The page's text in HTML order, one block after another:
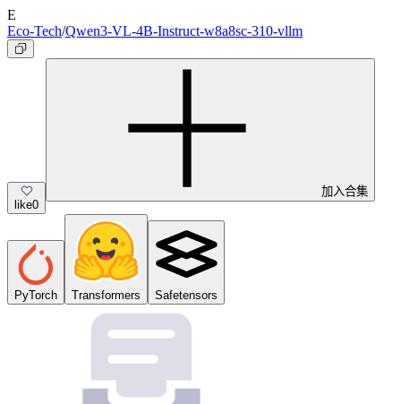
E
Eco-Tech/Qwen3-VL-4B-Instruct-w8a8sc-310-vllm
like0
加入合集
PyTorch Transformers Safetensors